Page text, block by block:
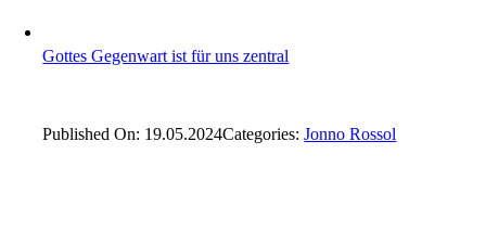
Gottes Gegenwart ist für uns zentral
Published On: 19.05.2024Categories:Jonno Rossol